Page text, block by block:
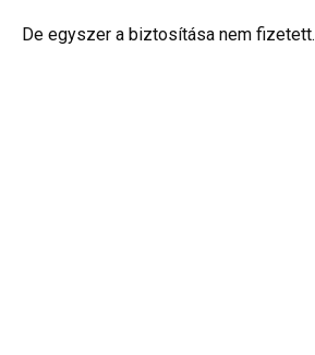
De egyszer a biztosítása nem fizetett.